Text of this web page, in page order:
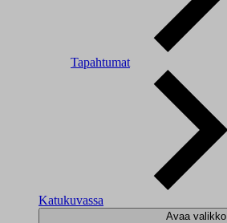
Tapahtumat
Katukuvassa
Avaa valikko